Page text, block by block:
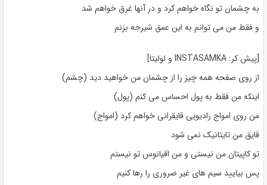
به چشمان تو نگاه خواهم کرد و در آنها غرق خواهم شد
و فقط من می توانم به این عمق شیرجه بزنم
[پیش کر: INSTASAMKA و لولیتا]
از روی صفحه همه چیز را از چشمان من خواهید دید (چشم)
اینکه من فقط به پول احساس می کنم (پول)
من روی امواج رادیویی قایقرانی خواهم کرد (امواج)
قایق من تایتانیک نمی شود
تو کاپیتان من نیستی و من اقیانوس تو نیستم
پس بیایید سیم های غیر ضروری را رها کنیم